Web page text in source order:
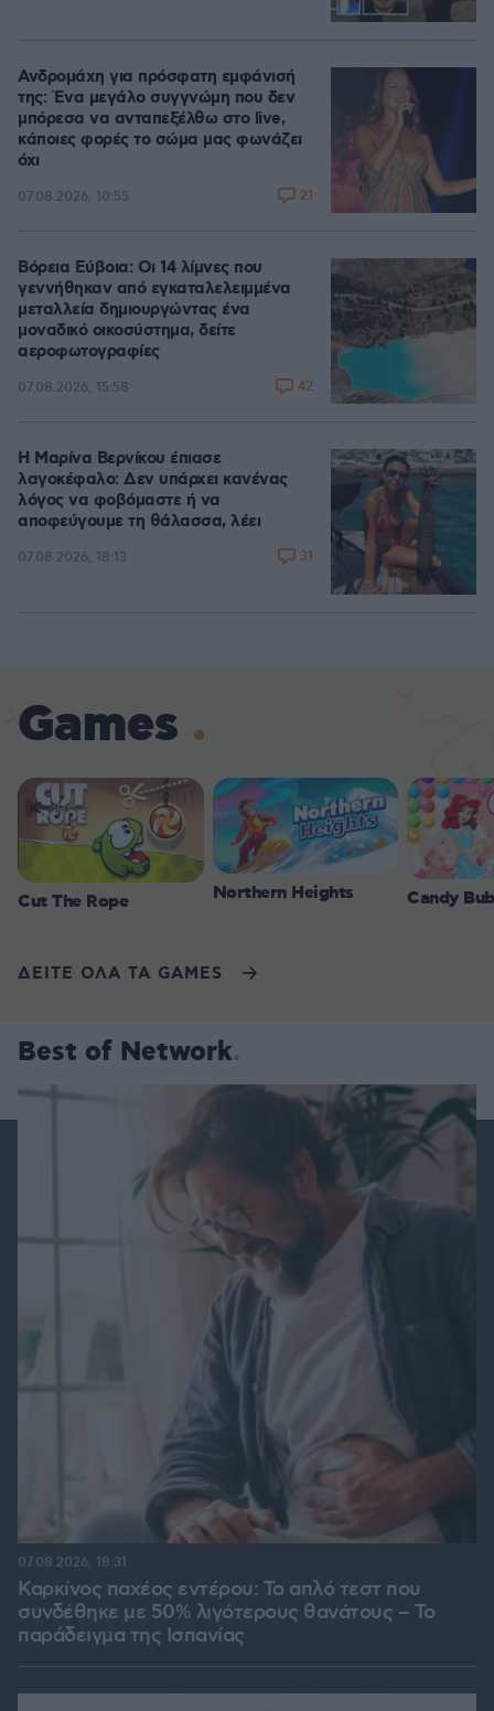
Ανδρομάχη για πρόσφατη εμφάνισή
της: Ένα μεγάλο συγγνώμη που δεν
μπόρεσα να ανταπεξέλθω στο live,
κάποιες φορές το σώμα μας φωνάζει
όχι
07.08.2026, 10:55 21
Βόρεια Εύβοια: Οι 14 λίμνες που
γεννήθηκαν από εγκαταλελειμμένα
μεταλλεία δημιουργώντας ένα
μοναδικό οικοσύστημα, δείτε
αεροφωτογραφίες
07.08.2026, 15:58 42
Η Μαρίνα Βερνίκου έπιασε
λαγοκέφαλο: Δεν υπάρχει κανένας
λόγος να φοβόμαστε ή να
αποφεύγουμε τη θάλασσα, λέει
07.08.2026, 18:13 31
Games
Cut The Rope Northern Heights Candy
ΔΕΙΤΕ ΟΛΑ ΤΑ GAMES
Best of Network
Καρκίνος παχέος εντέρου: Το απλό τεστ που
συνδέθηκε με 50% λιγότερους θανάτους – Το
παράδειγμα της Ισπανίας
07.08.2026, 18:31